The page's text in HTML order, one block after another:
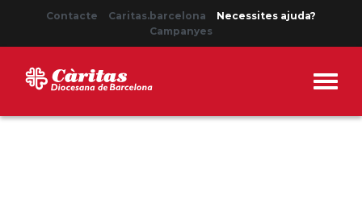
Contacte Caritas.barcelona
Necessites ajuda?
Campanyes